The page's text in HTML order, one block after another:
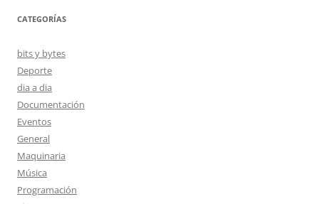
CATEGORÍAS
bits y bytes
Deporte
dia a dia
Documentación
Eventos
General
Maquinaria
Música
Programación